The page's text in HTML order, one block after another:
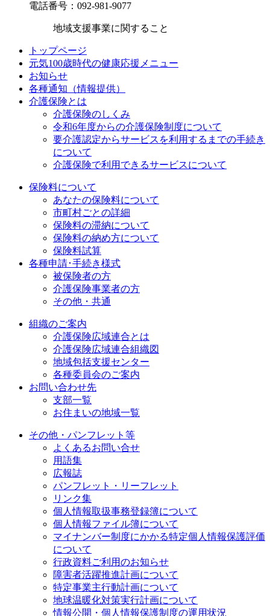
電話番号： 092-981-9077
地域支援事業に関すること
トップページ
元気100歳時代の健康応援メニュー
お知らせ
各種通知（情報提供）
介護保険とは
介護保険のしくみ
令和6年度からの介護保険制度について
要介護認定からサービスを利用するまでの⼿続き
について
介護保険で利用できるサービスについて
保険料について
あなたの保険料について
市町村ごとの詳細
保険料の滞納について
保険料の納め方について
保険料試算
各種申請･手続き様式
被保険者の方
介護保険事業者の方
その他・共通
組織のご案内
介護保険広域連合とは
介護保険広域連合組織図
地域包括支援センター
各種委員会のご案内
お問い合わせ先
支部一覧
お住まいの地域一覧
その他・パンフレット等
よくあるお問い合せ
用語集
広報誌
パンフレット・リーフレット
リンク集
個人情報取扱事務登録簿について
個人情報ファイル簿について
マイナンバー制度にかかる特定個人情報保護評価
について
行政資料ご利用のお知らせ
障害者活躍推進計画について
特定事業主行動計画について
地球温暖化対策実行計画について
情報公開・個人情報保護制度の運用状況